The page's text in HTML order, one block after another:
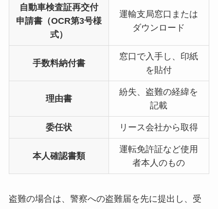
自動車検査証再交付
申請書（OCR第3号様
式）
運輸支局窓口または
ダウンロード
手数料納付書
窓口で入手し、印紙
を貼付
理由書
紛失、盗難の経緯を
記載
委任状 リース会社から取得
本人確認書類
運転免許証など使用
者本人のもの
盗難の場合は、警察への盗難届を先に提出し、受